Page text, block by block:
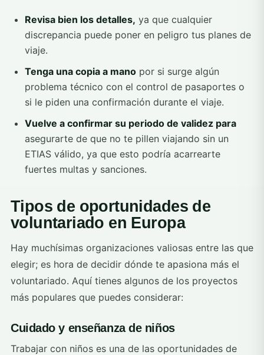
Revisa bien los detalles, ya que cualquier
discrepancia puede poner en peligro tus planes de
viaje.
Tenga una copia a mano por si surge algún
problema técnico con el control de pasaportes o
si le piden una confirmación durante el viaje.
Vuelve a confirmar su periodo de validez para
asegurarte de que no te pillen viajando sin un
ETIAS válido, ya que esto podría acarrearte
fuertes multas y sanciones.
Tipos de oportunidades de
voluntariado en Europa
Hay muchísimas organizaciones valiosas entre las que
elegir; es hora de decidir dónde te apasiona más el
voluntariado. Aquí tienes algunos de los proyectos
más populares que puedes considerar:
Cuidado y enseñanza de niños
Trabajar con niños es una de las oportunidades de